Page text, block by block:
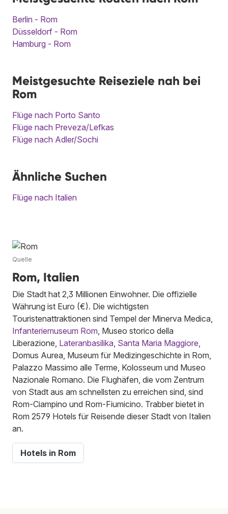
Berlin - Rom
Düsseldorf - Rom
Hamburg - Rom
Meistgesuchte Reiseziele nah bei
Rom
Flüge nach Porto Santo
Flüge nach Preveza/Lefkas
Flüge nach Adler/Sochi
Ähnliche Suchen
Flüge nach Italien
Quelle
Rom, Italien
Die Stadt hat 2,3 Millionen Einwohner. Die offizielle
Währung ist Euro (€). Die wichtigsten
Touristenattraktionen sind Tempel der Minerva Medica,
Infanteriemuseum Rom , Museo storico della
Liberazione, Lateranbasilika Santa Maria Maggiore
Domus Aurea, Museum für Medizingeschichte in Rom,
Palazzo Massimo alle Terme, Kolosseum und Museo
Nazionale Romano. Die Flughäfen, die vom Zentrum
von Stadt aus am schnellsten zu erreichen sind, sind
Rom-Ciampino und Rom-Fiumicino. Trabber bietet in
Rom 2579 Hotels für Reisende dieser Stadt von Italien
an.
Hotels in Rom